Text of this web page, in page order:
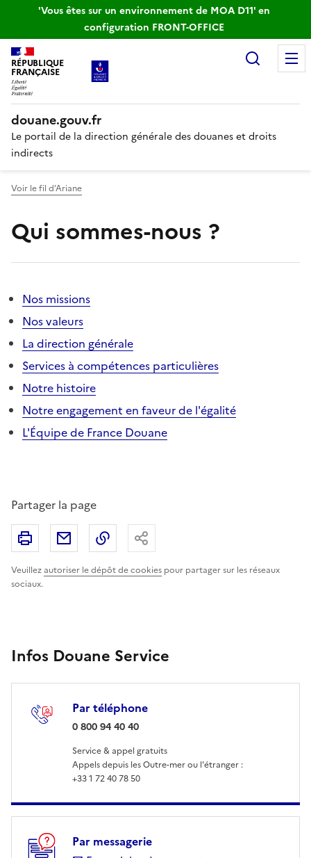
'Vous êtes sur un environnement de MOA D11' en
configuration FRONT-OFFICE
RÉPUBLIQUE
FRANÇAISE
douane.gouv.fr
Le portail de la direction générale des douanes et droits
indirects
Voir le fil d’Ariane
Qui sommes-nous ?
Nos missions
Nos valeurs
La direction générale
Services à compétences particulières
Notre histoire
Notre engagement en faveur de l'égalité
L'Équipe de France Douane
Partager la page
Veuillezautoriser le dépôt de cookies pour partager sur les réseaux
sociaux.
Imprimer Partager par email
Copier le lien
Infos Douane Service
Par téléphone
: 0 800 94 40 40
0 800 94 40 40
Service & appel gratuits
Appels depuis les Outre-mer ou l'étranger :
+33 1 72 40 78 50
Par messagerie